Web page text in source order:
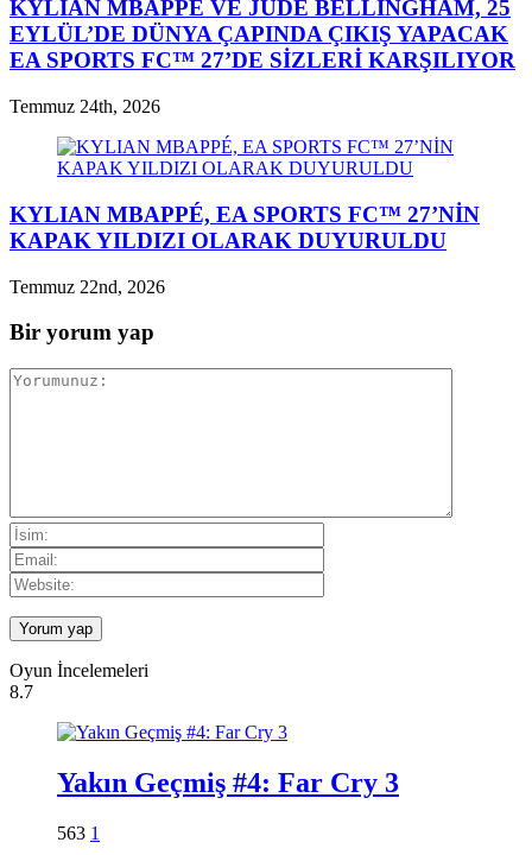
KYLIAN MBAPPÉ VE JUDE BELLINGHAM, 25
EYLÜL’DE DÜNYA ÇAPINDA ÇIKIŞ YAPACAK
EA SPORTS FC™ 27’DE SİZLERİ KARŞILIYOR
Temmuz 24th, 2026
KYLIAN MBAPPÉ, EA SPORTS FC™ 27’NİN
KAPAK YILDIZI OLARAK DUYURULDU
Temmuz 22nd, 2026
Bir yorum yap
Oyun İncelemeleri
8.7
Yakın Geçmiş #4: Far Cry 3
563 1